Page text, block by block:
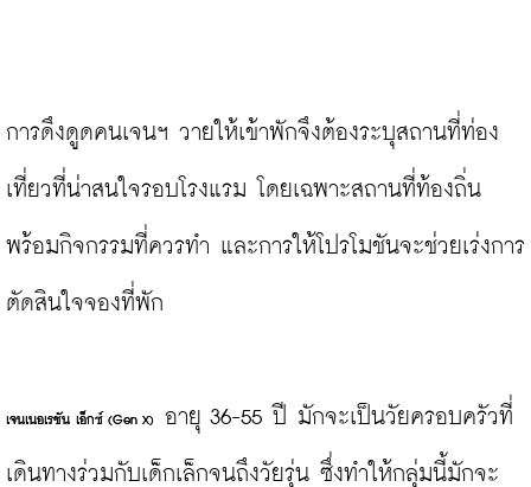
การดึงดูดคนเจนฯ วายให้เข้าพักจึงต้องระบุสถานที่ท่อง
เที่ยวที่น่าสนใจรอบโรงแรม โดยเฉพาะสถานที่ท้องถิ่น
พร้อมกิจกรรมที่ควรทำ และการให้โปรโมชันจะช่วยเร่งการ
ตัดสินใจจองที่พัก
เจนเนอเรชัน เอ็กซ์ (Gen X) อายุ 36-55 ปี มักจะเป็นวัยครอบครัวที่
เดินทางร่วมกับเด็กเล็กจนถึงวัยรุ่น ซึ่งทำให้กลุ่มนี้มักจะ